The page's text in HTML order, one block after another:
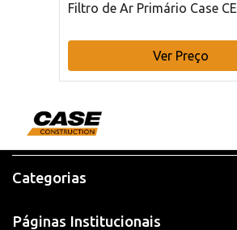
Filtro de Ar Primário Case CE
Ver Preço
Categorias
Páginas Institucionais